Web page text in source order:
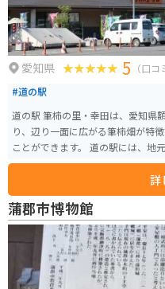
愛知県 5 （口コ
#道の駅
道の駅 筆柿の里・幸田は、愛知県
り、辺り一面に広がる筆柿畑が特
ことができます。 道の駅には、地元の新鮮な農産物が並ぶ直売所や、筆柿を
使ったソフトクリームやジェラー
トランでは、地元産の食材を使った料
訪れる場合、道の駅には広い駐車
は、三ヶ根山スカイラインなど、
ます。 幸田町は、筆柿の生産が盛んな地域です。道の駅では、新鮮な筆柿は
もちろん、干し柿や筆柿を使った
ん販売されています。
詳
蒲郡市博物館